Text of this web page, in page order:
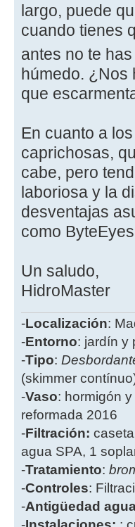
largo, puede
cuando tienes
antes no te has
húmedo. ¿Nos
que
En cuanto a
caprichosas,
cabe, pero
laboriosa y la
desventajas
como
Un saludo,
HidroMaster
-Localización:
-Entorno: jardín y
-Tipo:
(skimmer
-Vaso: hormigón
reformada 2016
-Filtración:
agua SPA, 1
-Tratamiento:
-Controles:
-Antigüedad